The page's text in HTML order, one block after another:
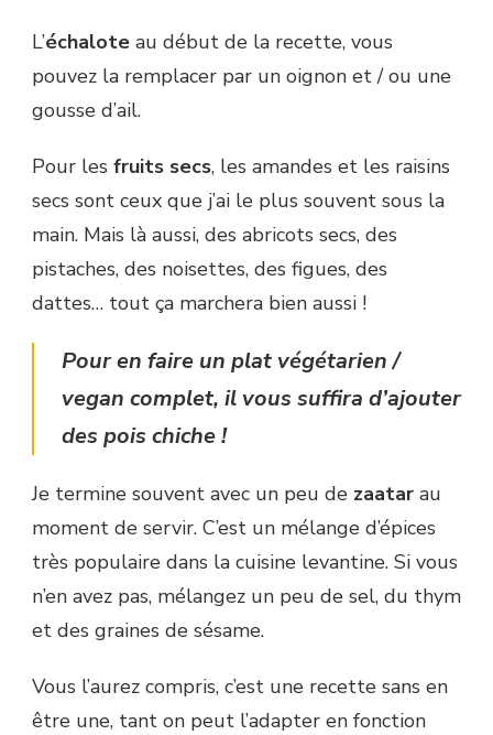
L’échalote au début de la recette, vous
pouvez la remplacer par un oignon et / ou une
gousse d’ail.
Pour les fruits secs, les amandes et les raisins
secs sont ceux que j’ai le plus souvent sous la
main. Mais là aussi, des abricots secs, des
pistaches, des noisettes, des figues, des
dattes… tout ça marchera bien aussi !
Pour en faire un plat végétarien /
vegan complet, il vous suffira d’ajouter
des pois chiche !
Je termine souvent avec un peu de zaatar au
moment de servir. C’est un mélange d’épices
très populaire dans la cuisine levantine. Si vous
n’en avez pas, mélangez un peu de sel, du thym
et des graines de sésame.
Vous l’aurez compris, c’est une recette sans en
être une, tant on peut l’adapter en fonction